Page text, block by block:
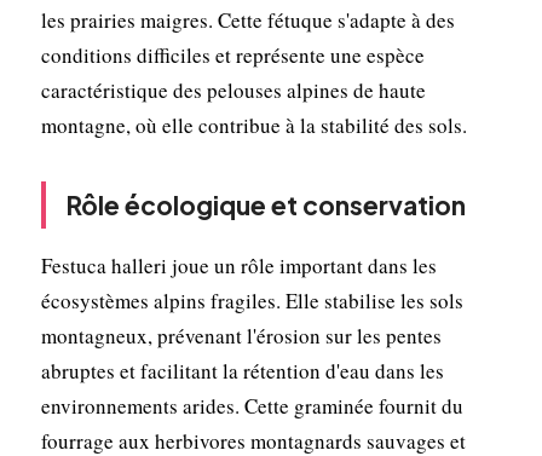
les prairies maigres. Cette fétuque s'adapte à des
conditions difficiles et représente une espèce
caractéristique des pelouses alpines de haute
montagne, où elle contribue à la stabilité des sols.
Rôle écologique et conservation
Festuca halleri joue un rôle important dans les
écosystèmes alpins fragiles. Elle stabilise les sols
montagneux, prévenant l'érosion sur les pentes
abruptes et facilitant la rétention d'eau dans les
environnements arides. Cette graminée fournit du
fourrage aux herbivores montagnards sauvages et